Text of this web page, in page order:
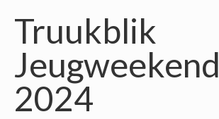
Truukblik
Jeugweekend
2024